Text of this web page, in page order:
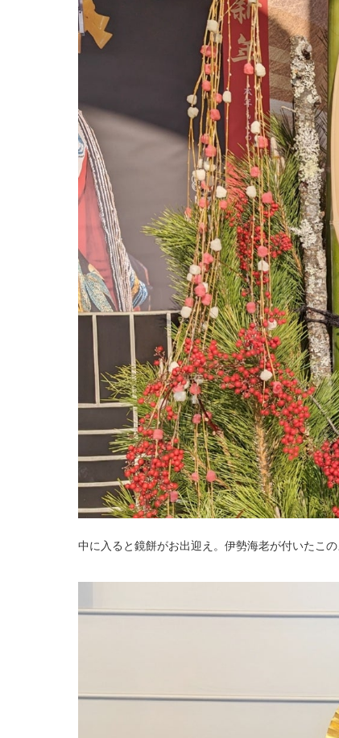
中に入ると鏡餅がお出迎え。伊勢海老が付いたこ